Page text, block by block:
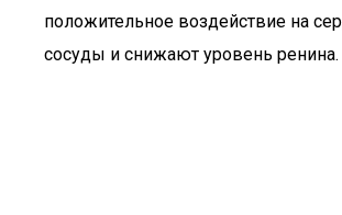
положительное воздействие на
сосуды и снижают уровень ренина.